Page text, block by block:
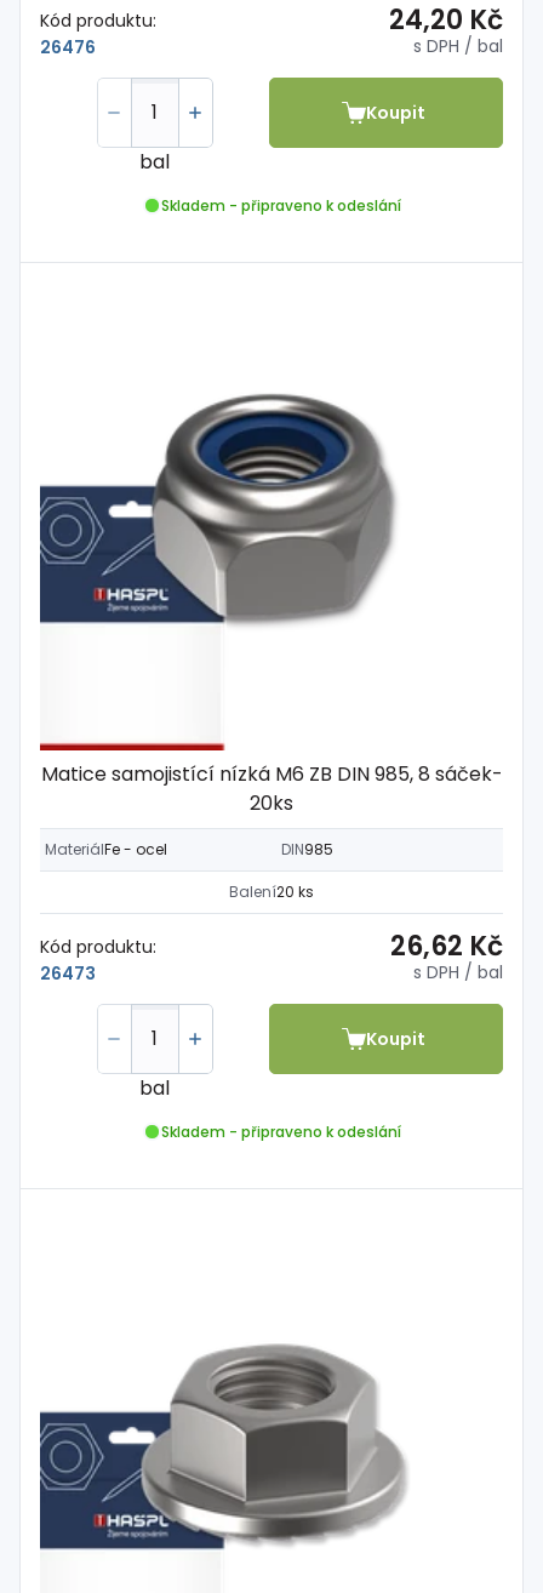
Kód produktu:
26476
24,20 Kč
s DPH / bal
bal
Koupit
Skladem - připraveno k odeslání
Matice samojistící nízká M6 ZB DIN 985, 8 sáček-
20ks
MateriálFe - ocel DIN985
Balení20 ks
Kód produktu:
26473
26,62 Kč
s DPH / bal
bal
Koupit
Skladem - připraveno k odeslání